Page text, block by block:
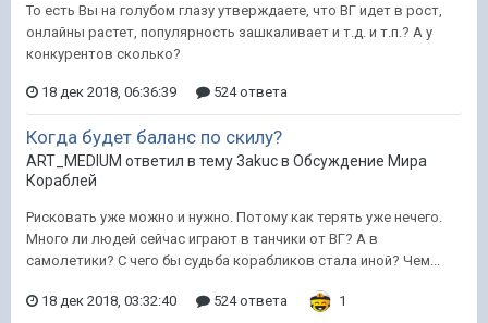
То есть Вы на голубом глазу утверждаете, что ВГ идет в рост,
онлайны растет, популярность зашкаливает и т.д. и т.п.? А у
конкурентов сколько?
18 дек 2018, 06:36:39 524 ответа
Когда будет баланс по скилу?
ART_MEDIUM ответил в тему 3akuc в Обсуждение Мира
Кораблей
Рисковать уже можно и нужно. Потому как терять уже нечего.
Много ли людей сейчас играют в танчики от ВГ? А в
самолетики? С чего бы судьба корабликов стала иной? Чем...
18 дек 2018, 03:32:40 524 ответа 1